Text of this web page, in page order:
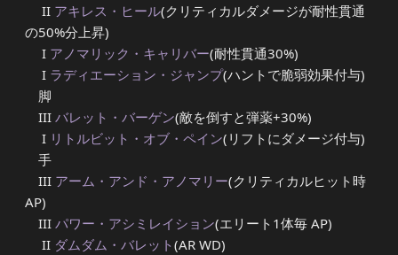
II アキレス・ヒール(クリティカルダメージが耐性貫通
の50%分上昇)
I アノマリック・キャリバー(耐性貫通30%)
I ラディエーション・ジャンプ(ハントで脆弱効果付与)
脚
III バレット・バーゲン(敵を倒すと弾薬+30%)
I リトルビット・オブ・ペイン(リフトにダメージ付与)
手
III アーム・アンド・アノマリー(クリティカルヒット時
AP)
III パワー・アシミレイション(エリート1体毎 AP)
II ダムダム・バレット(AR WD)